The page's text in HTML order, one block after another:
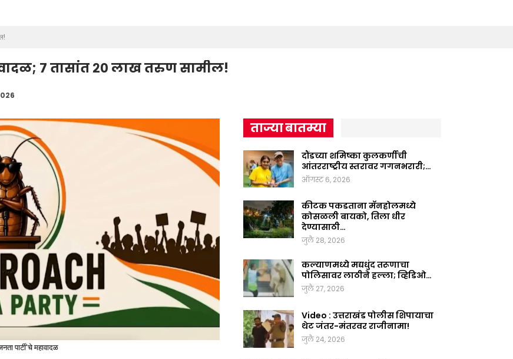
७ तासांत २० लाख तरुण सामील!
पार्टी'चे महावादळ
ताज्या बातम्या
दौंडच्या शमिष्का कुलकर्णीची
आंतरराष्ट्रीय स्तरावर गगनभरारी;…
ऑगस्ट 6, 2026
कीटक पकडताना मॅनहोलमध्ये
कोसळली बायको, तिला धीर
देण्यासाठी…
जुलै 28, 2026
कल्याणमध्ये मद्यधुंद तरूणाचा
पोलिसावर लाठीने हल्ला; व्हिडिओ…
जुलै 27, 2026
Video : उत्तराखंड पोलीस शिपायाचा
थेट जंतर-मंतरवर राजीनामा!
जुलै 24, 2026